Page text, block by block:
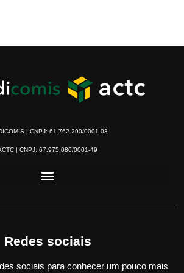
| CNPJ: 61.762.290/0001-03
| CNPJ: 67.975.086/0001-49
Redes sociais
sociais para conhecer um pouco mais